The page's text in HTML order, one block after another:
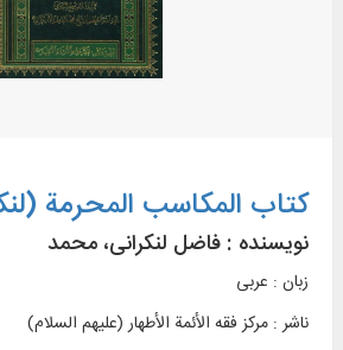
کتاب المکاسب المحرمة
نویسنده : فاضل لنکرانی، محمد
زبان : عربی
ناشر : مرکز فقه الأئمة الأطهار (علیهم السلام)